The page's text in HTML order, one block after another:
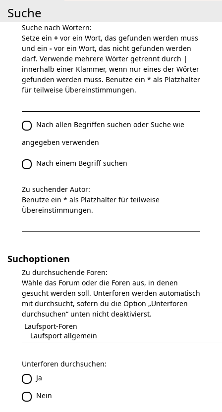
Suche
Suche nach Wörtern:
Setze ein + vor ein Wort, das gefunden werden muss
und ein - vor ein Wort, das nicht gefunden werden
darf. Verwende mehrere Wörter getrennt durch |
innerhalb einer Klammer, wenn nur eines der Wörter
gefunden werden muss. Benutze ein * als Platzhalter
für teilweise Übereinstimmungen.
Nach allen Begriffen suchen oder Suche wie
angegeben verwenden
Nach einem Begriff suchen
Zu suchender Autor:
Benutze ein * als Platzhalter für teilweise
Übereinstimmungen.
Suchoptionen
Zu durchsuchende Foren:
Wähle das Forum oder die Foren aus, in denen
gesucht werden soll. Unterforen werden automatisch
mit durchsucht, sofern du die Option „Unterforen
durchsuchen“ unten nicht deaktivierst.
Unterforen durchsuchen:
Ja
Nein